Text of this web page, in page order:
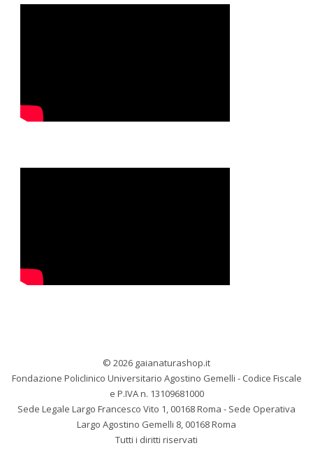
© 2026 gaianaturashop.it
Fondazione Policlinico Universitario Agostino Gemelli - Codice Fiscale
e P.IVA n. 13109681000
Sede Legale Largo Francesco Vito 1, 00168 Roma - Sede Operativa
Largo Agostino Gemelli 8, 00168 Roma
Tutti i diritti riservati